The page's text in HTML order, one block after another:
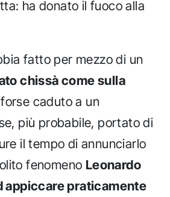
ha donato il fuoco alla
fatto per mezzo di un
chissà come sulla
caduto a un
più probabile, portato di
il tempo di annunciarlo
fenomeno Leonardo
appiccare praticamente